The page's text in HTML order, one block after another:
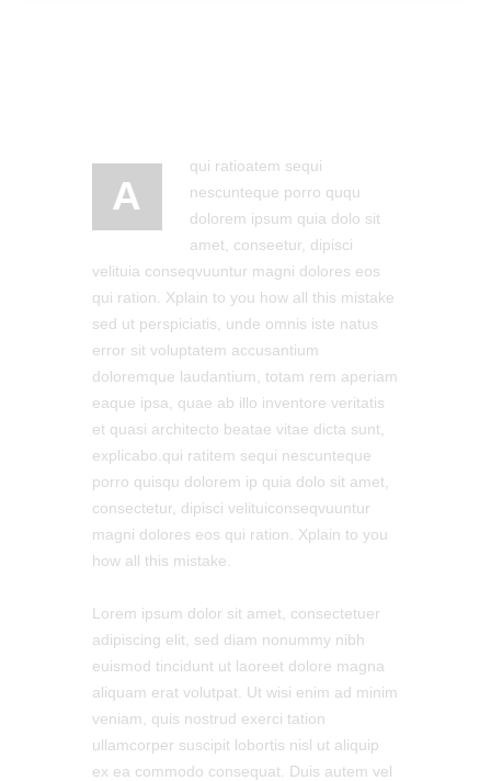
A
qui ratioatem sequi
nescunteque porro ququ
dolorem ipsum quia dolo sit
amet, conseetur, dipisci
velituia conseqvuuntur magni dolores eos
qui ration. Xplain to you how all this mistake
sed ut perspiciatis, unde omnis iste natus
error sit voluptatem accusantium
doloremque laudantium, totam rem aperiam
eaque ipsa, quae ab illo inventore veritatis
et quasi architecto beatae vitae dicta sunt,
explicabo.qui ratitem sequi nescunteque
porro quisqu dolorem ip quia dolo sit amet,
consectetur, dipisci velituiconseqvuuntur
magni dolores eos qui ration. Xplain to you
how all this mistake.
Lorem ipsum dolor sit amet, consectetuer
adipiscing elit, sed diam nonummy nibh
euismod tincidunt ut laoreet dolore magna
aliquam erat volutpat. Ut wisi enim ad minim
veniam, quis nostrud exerci tation
ullamcorper suscipit lobortis nisl ut aliquip
ex ea commodo consequat. Duis autem vel